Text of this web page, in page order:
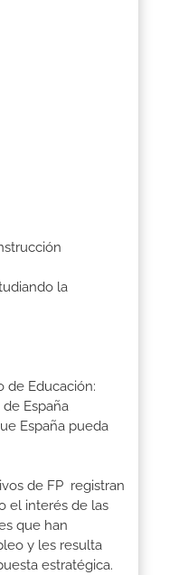
la
de Educación:
España
España pueda
de FP registran
el interés de las
que han
y les resulta
estratégica.